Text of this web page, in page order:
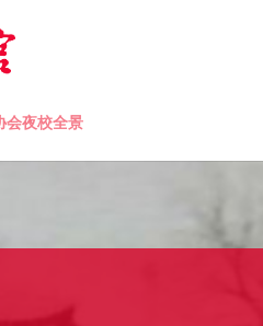
会夜校全景